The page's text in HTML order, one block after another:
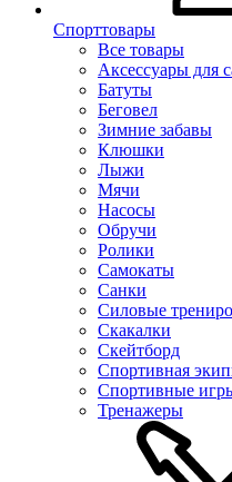
Спорттовары
Все товары
Аксессуары для
Батуты
Беговел
Зимние забавы
Клюшки
Лыжи
Мячи
Насосы
Обручи
Ролики
Самокаты
Санки
Силовые
Скакалки
Скейтборд
Спортивная
Спортивные
Тренажеры